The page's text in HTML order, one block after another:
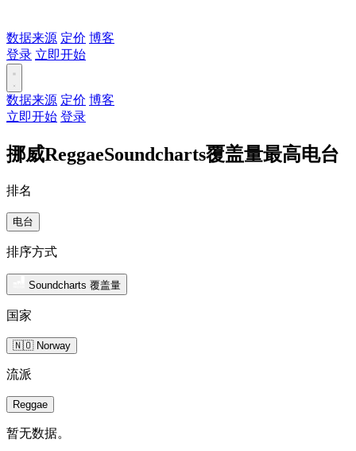
数据来源 定价 博客
登录 立即开始
数据来源 定价 博客
立即开始 登录
挪威ReggaeSoundcharts覆盖量最高电台
排名
电台
排序方式
Soundcharts 覆盖量
国家
🇳🇴 Norway
流派
Reggae
暂无数据。